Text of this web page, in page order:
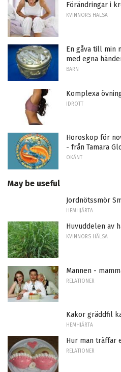
Förändringar i
KVINNORS HÄLSA
En gåva till min
med egna
BARN
Komplexa
IDROTT
Horoskop för
- från Tamara
OKÄNT
May be useful
Jordnötssmör
HEMHJÄRTA
Huvuddelen av
KVINNORS HÄLSA
Mannen -
RELATIONER
Kakor gräddfil
HEMHJÄRTA
Hur man träffar
RELATIONER